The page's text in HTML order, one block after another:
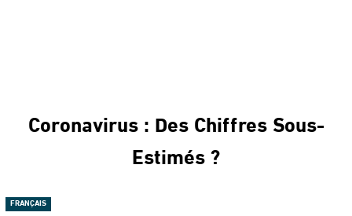
Coronavirus : Des Chiffres Sous-
Estimés ?
FRANÇAIS